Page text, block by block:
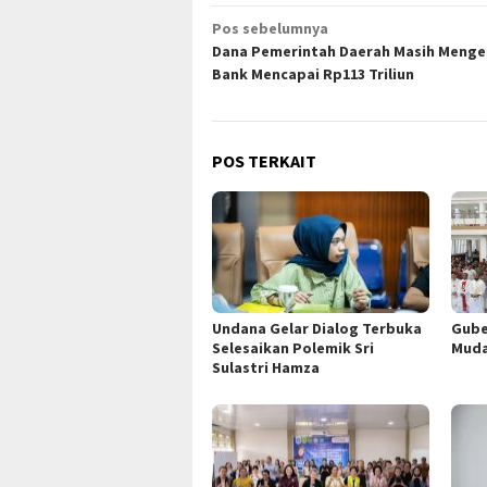
Navigasi
pos
Pos sebelumnya
Dana Pemerintah Daerah Masih
Bank Mencapai Rp113 Triliun
POS TERKAIT
Undana Gelar Dialog Terbuka
Selesaikan Polemik Sri
Sulastri Hamza